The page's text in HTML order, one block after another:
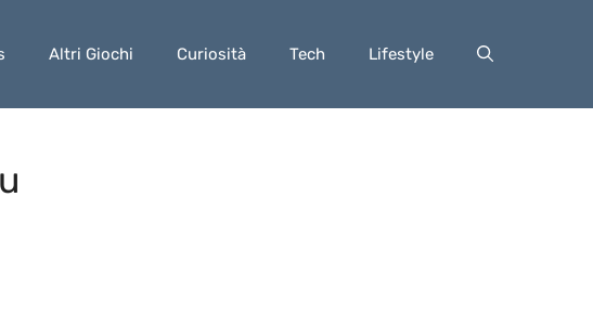
Altri Giochi Curiosità Tech Lifestyle